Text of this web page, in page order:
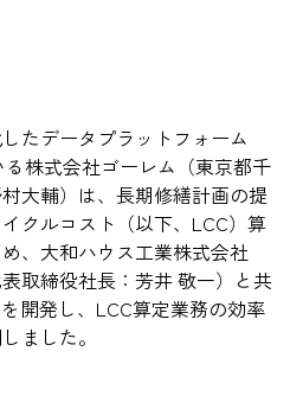
たデータプラットフォーム
る株式会社ゴーレム（東京都千
大輔）は、長期修繕計画の提
クルコスト（以下、LCC）算
、大和ハウス工業株式会社
取締役社長：芳井 敬一）と共
開発し、LCC算定業務の効率
ました。